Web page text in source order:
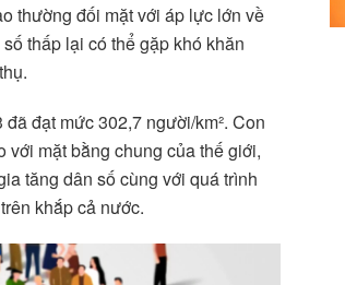
thường đối mặt với áp lực lớn về
thấp lại có thể gặp khó khăn
đạt mức 302,7 người/km². Con
với mặt bằng chung của thế giới,
tăng dân số cùng với quá trình
khắp cả nước.